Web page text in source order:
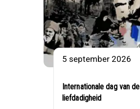
5 september 2026
Internationale dag van de
liefdadigheid